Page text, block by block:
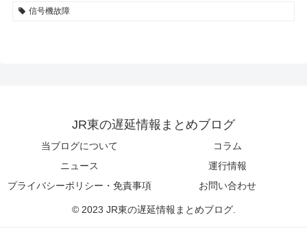
信号機故障
JR東の遅延情報まとめブログ
当ブログについて
コラム
ニュース
運行情報
プライバシーポリシー・免責事項
お問い合わせ
© 2023 JR東の遅延情報まとめブログ.